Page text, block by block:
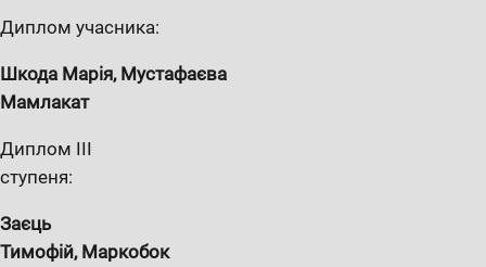
Диплом учасника:
Шкода Марія,Мустафаєва
Мамлакат
Диплом III
ступеня:
Заєць
Тимофій, Маркобок